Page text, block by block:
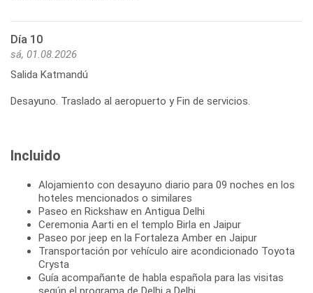
Día 10
sá, 01.08.2026
Salida Katmandú
Desayuno. Traslado al aeropuerto y Fin de servicios.
Incluido
Alojamiento con desayuno diario para 09 noches en los
hoteles mencionados o similares
Paseo en Rickshaw en Antigua Delhi
Ceremonia Aarti en el templo Birla en Jaipur
Paseo por jeep en la Fortaleza Amber en Jaipur
Transportación por vehículo aire acondicionado Toyota
Crysta
Guía acompañante de habla española para las visitas